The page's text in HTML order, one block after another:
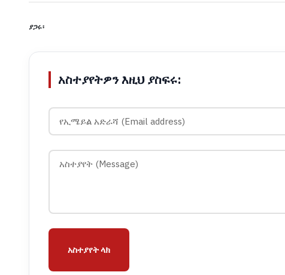
ያጋሩ፡
አስተያየትዎን እዚህ ያስፍሩ:
አስተያየት ላክ